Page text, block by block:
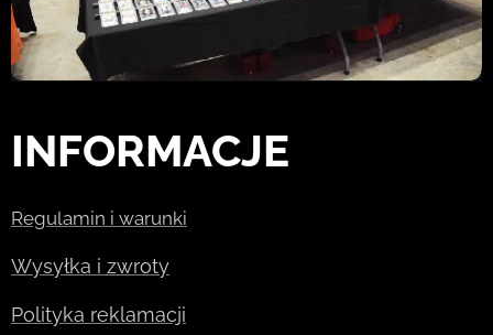
INFORMACJE
Regulamin i warunki
Wysyłka i zwroty
Polityka reklamacji